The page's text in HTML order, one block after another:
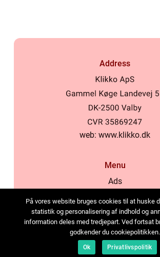
Address
web: www.klikko.dk
Menu
Ads
Cookies
Contact
Sitemap
På vores website bruges cookies til at huske
statistik og personalisering af indhold og
information deles med tredjepart. Ved fortsat
godkender du cookiepolitikken.
Ok Privatlivspolitik